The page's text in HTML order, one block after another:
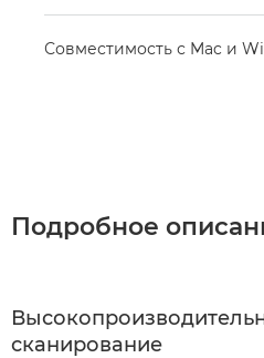
Совместимость с Mac и
Подробное
сканирование